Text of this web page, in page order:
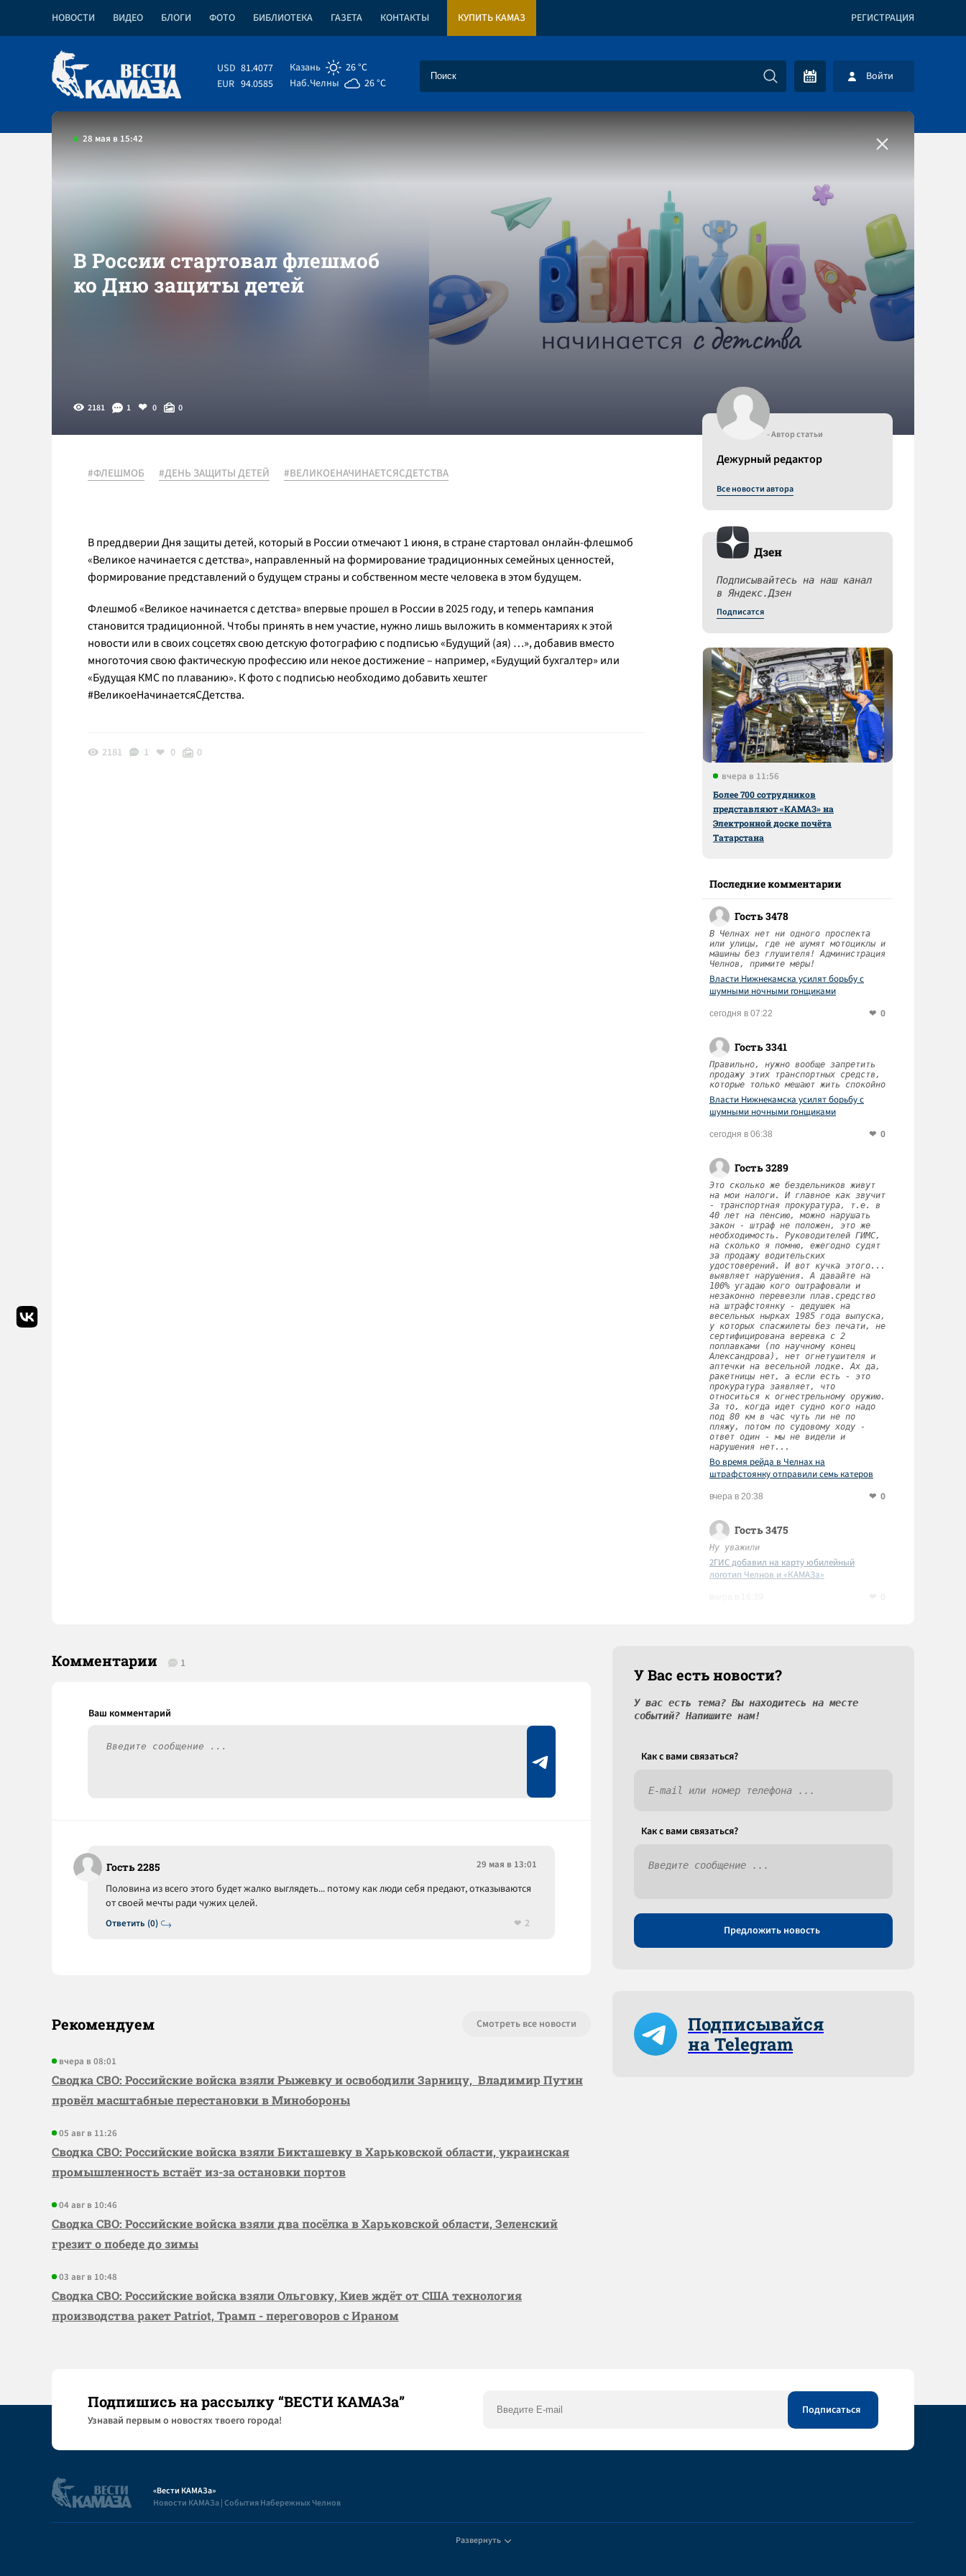
НОВОСТИ ВИДЕО БЛОГИ ФОТО БИБЛИОТЕКА ГАЗЕТА КОНТАКТЫ КУПИТЬ КАМАЗ РЕГИСТРАЦИЯ
USD 81.4077
EUR 94.0585
Казань
26 °C
Наб.Челны
26 °C Войти
28 мая в 15:42
В России стартовал флешмоб
ко Дню защиты детей
2181 1 0 0
#ФЛЕШМОБ #ДЕНЬ ЗАЩИТЫ ДЕТЕЙ #ВЕЛИКОЕНАЧИНАЕТСЯСДЕТСТВА
В преддверии Дня защиты детей, который в России отмечают 1 июня, в стране стартовал онлайн-флешмоб
«Великое начинается с детства», направленный на формирование традиционных семейных ценностей,
формирование представлений о будущем страны и собственном месте человека в этом будущем.
Флешмоб «Великое начинается с детства» впервые прошел в России в 2025 году, и теперь кампания
становится традиционной. Чтобы принять в нем участие, нужно лишь выложить в комментариях к этой
новости или в своих соцсетях свою детскую фотографию с подписью «Будущий (ая) …», добавив вместо
многоточия свою фактическую профессию или некое достижение – например, «Будущий бухгалтер» или
«Будущая КМС по плаванию». К фото с подписью необходимо добавить хештег
#ВеликоеНачинаетсяСДетства.
2181 1 0 0
- Автор статьи
Дежурный редактор
Все новости автора
Дзен
Подписывайтесь на наш канал
в Яндекс.Дзен
Подписатся
вчера в 11:56
Более 700 сотрудников
представляют «КАМАЗ» на
Электронной доске почёта
Татарстана
Последние комментарии
Гость 3478
В Челнах нет ни одного проспекта
или улицы, где не шумят мотоциклы и
машины без глушителя! Администрация
Челнов, примите меры!
Власти Нижнекамска усилят борьбу с
шумными ночными гонщиками
сегодня в 07:22 0
Гость 3341
Правильно, нужно вообще запретить
продажу этих транспортных средств,
которые только мешают жить спокойно
Власти Нижнекамска усилят борьбу с
шумными ночными гонщиками
сегодня в 06:38 0
Гость 3289
Это сколько же бездельников живут
на мои налоги. И главное как звучит
- транспортная прокуратура, т.е. в
40 лет на пенсию, можно нарушать
закон - штраф не положен, это же
необходимость. Руководителей ГИМС,
на сколько я помню, ежегодно судят
за продажу водительских
удостоверений. И вот кучка этого...
выявляет нарушения. А давайте на
100% угадаю кого оштрафовали и
незаконно перевезли плав.средство
на штрафстоянку - дедушек на
весельных нырках 1985 года выпуска,
у которых спасжилеты без печати, не
сертифицирована веревка с 2
поплавками (по научному конец
Александрова), нет огнетушителя и
аптечки на весельной лодке. Ах да,
ракетницы нет, а если есть - это
прокуратура заявляет, что
относиться к огнестрельному оружию.
За то, когда идет судно кого надо
под 80 км в час чуть ли не по
пляжу, потом по судовому ходу -
ответ один - мы не видели и
нарушения нет...
Во время рейда в Челнах на
штрафстоянку отправили семь катеров
вчера в 20:38 0
Гость 3475
Ну уважили
2ГИС добавил на карту юбилейный
логотип Челнов и «КАМАЗа»
Комментарии 1
Гость 2285 29 мая в 13:01
Ответить (0)
Половина из всего этого будет жалко выглядеть... потому как люди себя предают, отказываются
от своей мечты ради чужих целей.
2
Рекомендуем Смотреть все новости
вчера в 08:01
Сводка СВО: Российские войска взяли Рыжевку и освободили Зарницу, Владимир Путин
провёл масштабные перестановки в Минобороны
05 авг в 11:26
Сводка СВО: Российские войска взяли Бикташевку в Харьковской области, украинская
промышленность встаёт из-за остановки портов
04 авг в 10:46
Сводка СВО: Российские войска взяли два посёлка в Харьковской области, Зеленский
грезит о победе до зимы
03 авг в 10:48
Сводка СВО: Российские войска взяли Ольговку, Киев ждёт от США технология
производства ракет Patriot, Трамп - переговоров с Ираном
У Вас есть новости?
У вас есть тема? Вы находитесь на месте
событий? Напишите нам!
Как c вами связаться?
Как c вами связаться?
Предложить новость
Подписывайся
на Telegram
Подпишись на рассылку “ВЕСТИ КАМАЗа”
Узнaвай первым о новостях твоего города!
«Вести КАМАЗа»
Новости КАМАЗа | События Набережных Челнов
Развернуть